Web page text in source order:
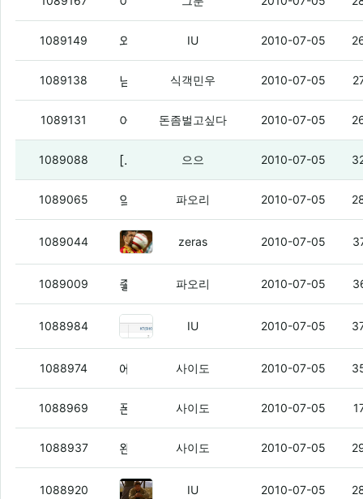
1089149 (3)
IU 2010-07-05
1089138 (4)
식객민우 2010-07-05
1089131 (2)
돈좀벌고싶다 2010-07-05
1089088 [노래들을 게이있냐?] (6)
으으 2010-07-05
1089065 파오리 2010-07-05
1089044 불고기버거 세트먹고옴ㅋ(4)
zeras 2010-07-05
1089009 (3)
파오리 2010-07-05
1088984 회선 다이어트는 실패(7)
IU 2010-07-05
1088974 (2)
사이도 2010-07-05
1088969 사이도 2010-07-05
1088937 (7)
사이도 2010-07-05
1088920 폰텍으로 1천만원 이상 번 새끼들
IU 2010-07-05